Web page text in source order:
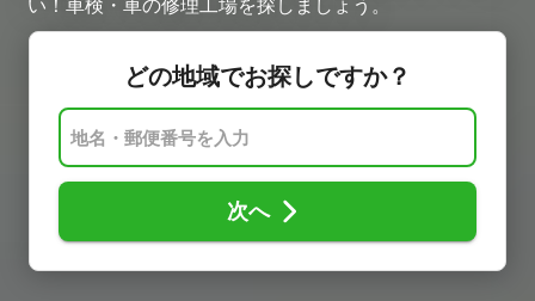
い！車検・車の修理工場を探しましょう。
どの地域でお探しですか？
次へ